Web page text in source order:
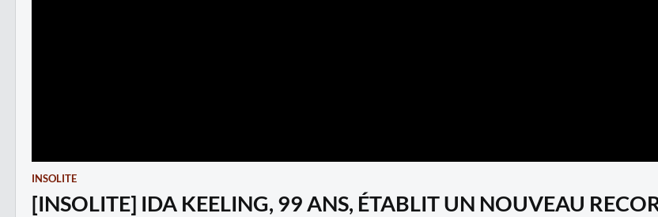
INSOLITE
[INSOLITE] IDA KEELING, 99 ANS, ÉTABLIT UN NOUVEAU